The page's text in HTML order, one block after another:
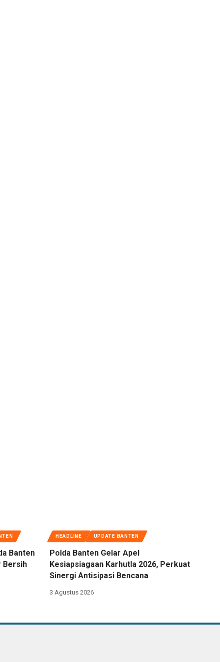
Banten
Bersih
HEADLINE UPDATE BANTEN
Polda Banten Gelar Apel
Kesiapsiagaan Karhutla 2026, Perkuat
Sinergi Antisipasi Bencana
3 Agustus 2026